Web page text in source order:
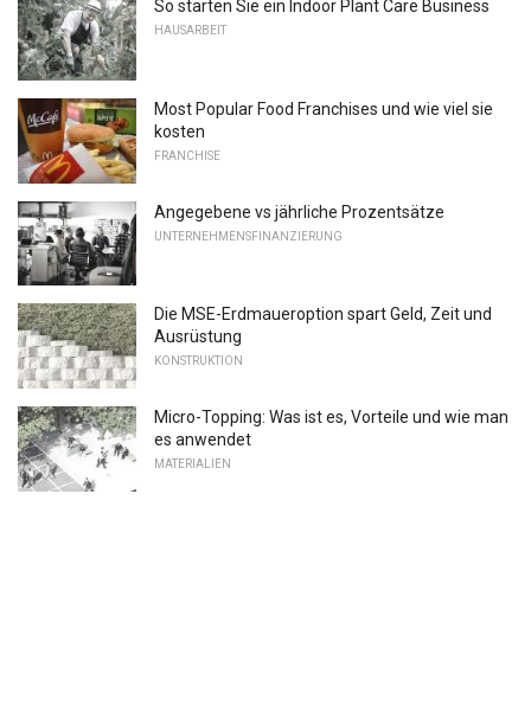
So starten Sie ein Indoor Plant Care Business
HAUSARBEIT
Most Popular Food Franchises und wie viel sie
kosten
FRANCHISE
Angegebene vs jährliche Prozentsätze
UNTERNEHMENSFINANZIERUNG
Die MSE-Erdmaueroption spart Geld, Zeit und
Ausrüstung
KONSTRUKTION
Micro-Topping: Was ist es, Vorteile und wie man
es anwendet
MATERIALIEN